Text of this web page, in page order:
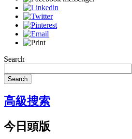
Search
Search
高級搜索
今日頭版